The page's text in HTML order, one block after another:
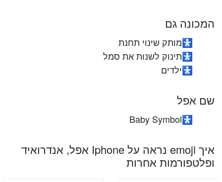
המכונה גם
🚼מותק שינוי תחנת
🚼תינוק לשנות את סמל
🚼ילדים
שם אפל
🚼
Baby Symbol
איך emoji נראה על Iphone אפל, אנדרואיד
ופלטפורמות אחרות